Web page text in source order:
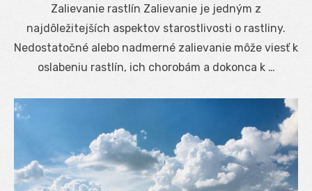
Zalievanie rastlín Zalievanie je jedným z
najdôležitejších aspektov starostlivosti o rastliny.
Nedostatočné alebo nadmerné zalievanie môže viesť k
oslabeniu rastlín, ich chorobám a dokonca k …